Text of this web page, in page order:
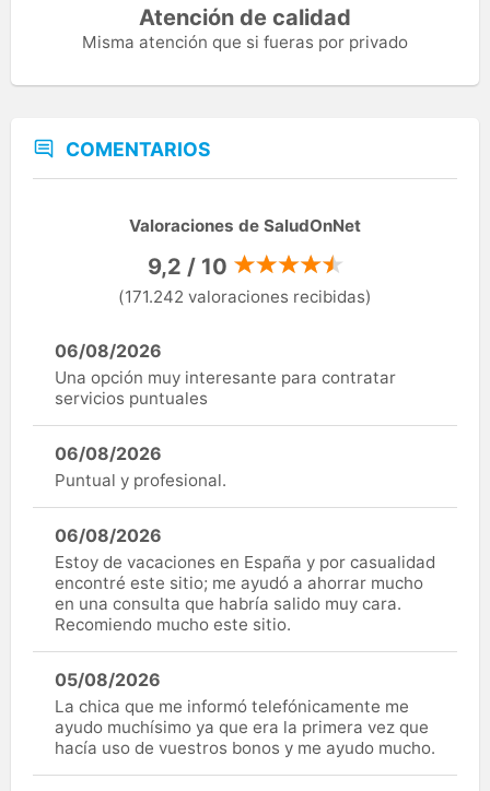
Atención de calidad
Misma atención que si fueras por privado
COMENTARIOS
Valoraciones de SaludOnNet
9,2 / 10
(171.242 valoraciones recibidas)
06/08/2026
Una opción muy interesante para contratar
servicios puntuales
06/08/2026
Puntual y profesional.
06/08/2026
Estoy de vacaciones en España y por casualidad
encontré este sitio; me ayudó a ahorrar mucho
en una consulta que habría salido muy cara.
Recomiendo mucho este sitio.
05/08/2026
La chica que me informó telefónicamente me
ayudo muchísimo ya que era la primera vez que
hacía uso de vuestros bonos y me ayudo mucho.